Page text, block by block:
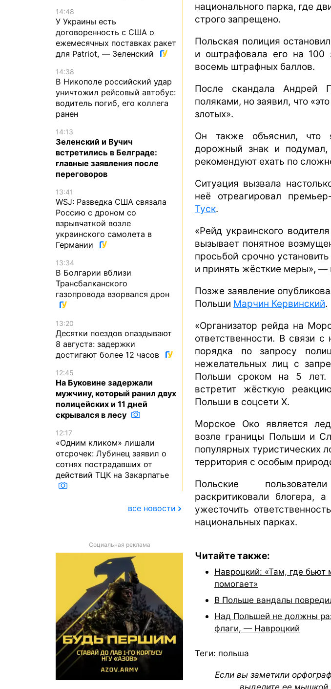
национального парка, где
строго запрещено.
Польская полиция
и оштрафовала его на 100
восемь штрафных баллов.
После скандала Андрей
поляками, но заявил, что
злотых».
Он также объяснил, что
дорожный знак и
рекомендуют ехать по
Ситуация вызвала
неё отреагировал
Туск.
«Рейд украинского
вызывает понятное
просьбой срочно
и принять жёсткие меры», —
Позже заявление
Польши Марчин Кервинский.
«Организатор рейда на
ответственности. В связи
порядка по запросу
нежелательных лиц с
Польши сроком на 5 лет.
встретит жёсткую
Польши в соцсети X.
Морское Око является
возле границы Польши и
популярных туристических
территория с особым
Польские
раскритиковали блогера,
ужесточить
национальных парках.
Читайте также:
Навроцкий: «Там, где
помогает»
В Польше вандалы
Над Польшей не должны
флаги, — Навроцкий
Теги: польша
Если вы заметили
14:48
У Украины есть
договоренность с США о
ежемесячных поставках ракет
для Patriot, — Зеленский
14:38
В Никополе российский удар
уничтожил рейсовый автобус:
водитель погиб, его коллега
ранен
14:13
Зеленский и Вучич
встретились в Белграде:
главные заявления после
переговоров
13:41
WSJ: Разведка США связала
Россию с дроном со
взрывчаткой возле
украинского самолета в
Германии
13:34
В Болгарии вблизи
Трансбалканского
газопровода взорвался дрон
13:20
Десятки поездов опаздывают
8 августа: задержки
достигают более 12 часов
12:45
На Буковине задержали
мужчину, который ранил двух
полицейских и 11 дней
скрывался в лесу
12:17
«Одним кликом» лишали
отсрочек: Лубинец заявил о
сотнях пострадавших от
действий ТЦК на Закарпатье
все новости
Социальная реклама